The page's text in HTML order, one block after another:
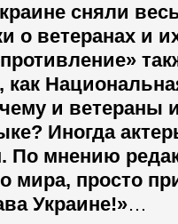
сняли
о ветеранах и
и ветераны
Иногда
По мнению
мира, просто
Украине!»…